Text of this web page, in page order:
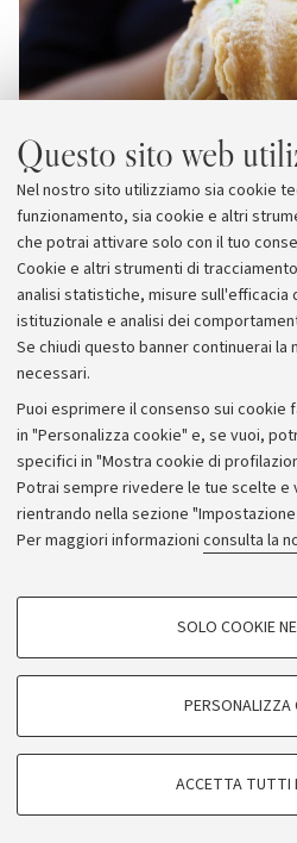
Questo sito web
Nel nostro sito utilizziamo sia cookie
funzionamento, sia cookie e altri
che potrai attivare solo con il tuo
Cookie e altri strumenti di
analisi statistiche, misure sull'efficacia
istituzionale e analisi dei
Se chiudi questo banner continuerai la
necessari.
Puoi esprimere il consenso sui
in "Personalizza cookie" e, se vuoi,
specifici in "Mostra cookie di
Potrai sempre rivedere le tue scelte
rientrando nella sezione
Per maggiori informazioni consulta la
COOKIE DI PROFILAZIONE -
COOKIE TECNICI - NECESSARI
Si tratta di cookie tecnici utilizzati, a
SOLO COOKIE
PERSONALIZZA
ACCETTA TUTTI
Comunicati
Rassegna
© Copyright 2026 - ALMA MATER
Bologna - Via Zamboni, 33 -
CF:
Privacy
Note legali